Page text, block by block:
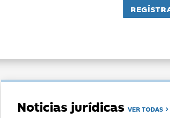
Noticias jurídicasVER TODAS